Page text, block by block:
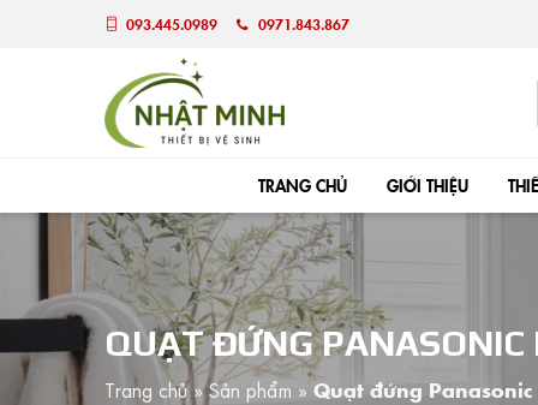
093.445.0989 0971.843.867
TRANG CHỦ GIỚI THIỆU
QUẠT ĐỨNG
Trang chủ»Sản phẩm »Quạt đứng Panasonic